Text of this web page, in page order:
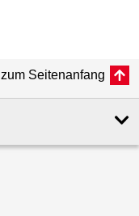
zum Seitenanfang